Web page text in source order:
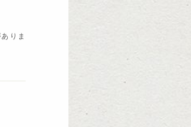
りま